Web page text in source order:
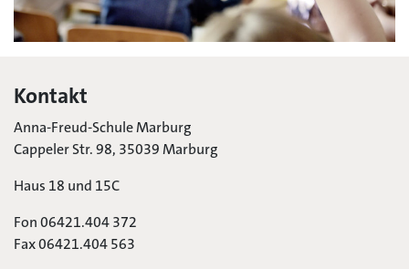
Kontakt
Anna-Freud-Schule Marburg
Cappeler Str. 98, 35039 Marburg
Haus 18 und 15C
Fon 06421.404 372
Fax 06421.404 563